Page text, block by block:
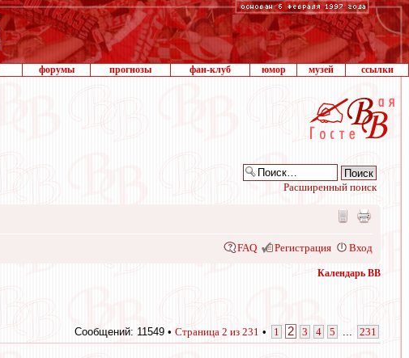
форумы прогнозы фан-клуб юмор музей ссылки
Расширенный поиск
FAQ Регистрация Вход
Календарь ВВ
Сообщений: 11549 • Страница 2 из 231 • 1 2 3 4 5 231